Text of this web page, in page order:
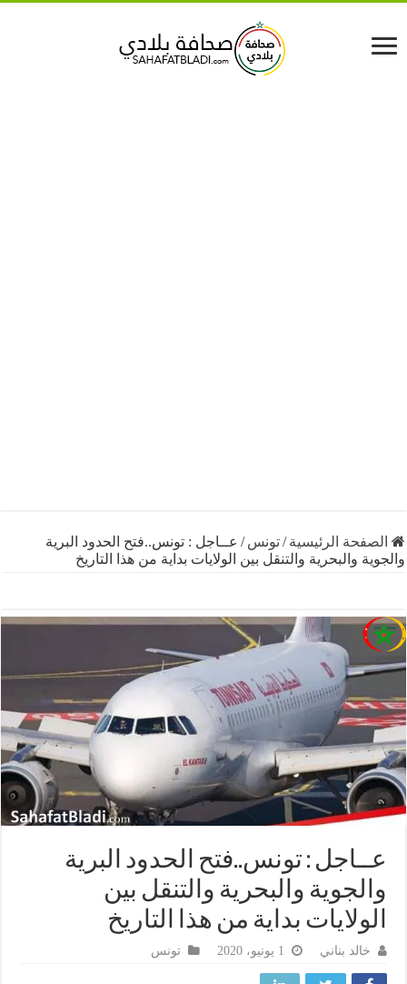
الرئيسية /تونس /عــاجل : تونس..فتح الحدود البرية
والبحرية والتنقل بين الولايات بداية من هذا التاريخ
: تونس..فتح الحدود البرية
والبحرية والتنقل بين
بداية من هذا التاريخ
خالد بناني تونس